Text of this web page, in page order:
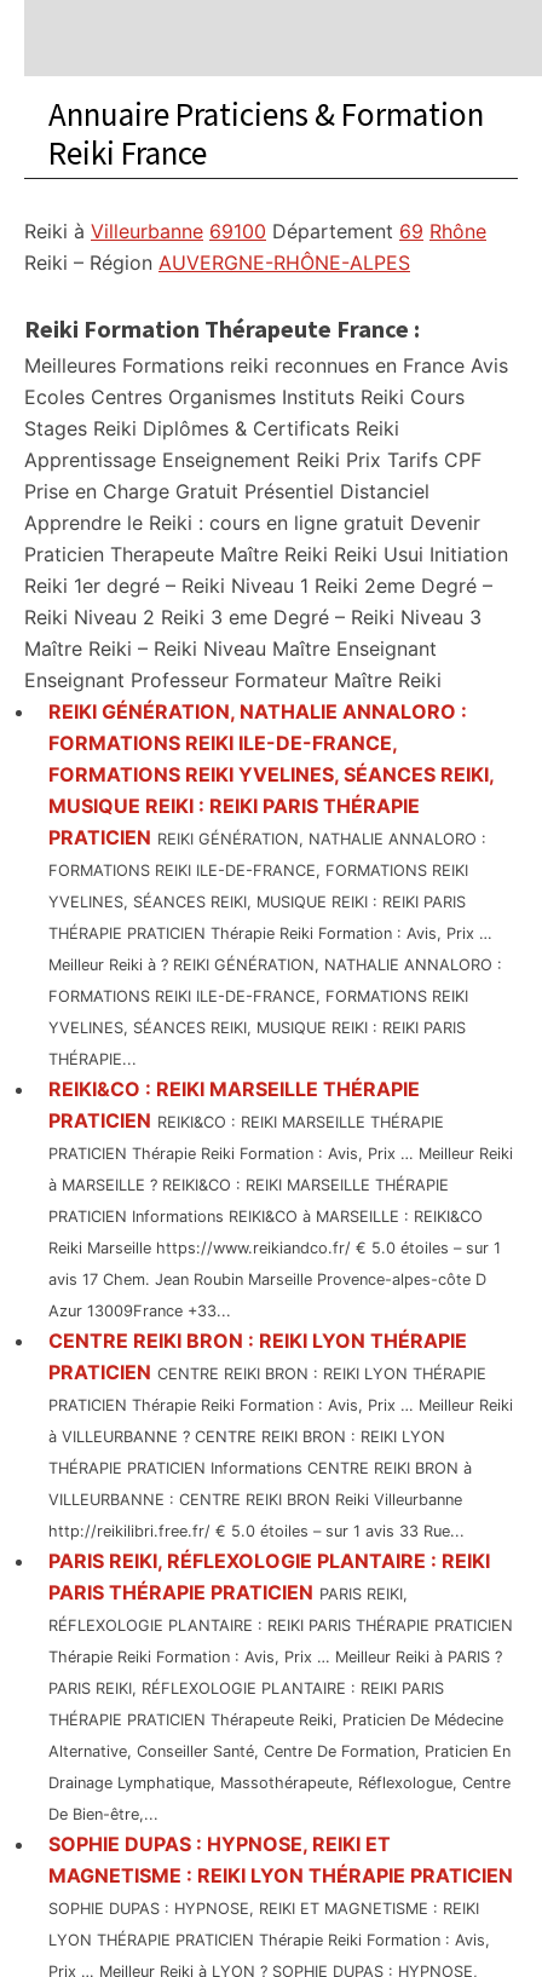
Annuaire Praticiens & Formation
Reiki France
Reiki à Villeurbanne 69100 Département 69 Rhône
Reiki – Région AUVERGNE-RHÔNE-ALPES
Reiki Formation Thérapeute France :
Meilleures Formations reiki reconnues en France Avis
Ecoles Centres Organismes Instituts Reiki Cours
Stages Reiki Diplômes & Certificats Reiki
Apprentissage Enseignement Reiki Prix Tarifs CPF
Prise en Charge Gratuit Présentiel Distanciel
Apprendre le Reiki : cours en ligne gratuit Devenir
Praticien Therapeute Maître Reiki Reiki Usui Initiation
Reiki 1er degré – Reiki Niveau 1 Reiki 2eme Degré –
Reiki Niveau 2 Reiki 3 eme Degré – Reiki Niveau 3
Maître Reiki – Reiki Niveau Maître Enseignant
Enseignant Professeur Formateur Maître Reiki
REIKI GÉNÉRATION, NATHALIE ANNALORO :
FORMATIONS REIKI ILE-DE-FRANCE,
FORMATIONS REIKI YVELINES, SÉANCES REIKI,
MUSIQUE REIKI : REIKI PARIS THÉRAPIE
PRATICIEN REIKI GÉNÉRATION, NATHALIE ANNALORO :
FORMATIONS REIKI ILE-DE-FRANCE, FORMATIONS REIKI
YVELINES, SÉANCES REIKI, MUSIQUE REIKI : REIKI PARIS
THÉRAPIE PRATICIEN Thérapie Reiki Formation : Avis, Prix …
Meilleur Reiki à ? REIKI GÉNÉRATION, NATHALIE ANNALORO :
FORMATIONS REIKI ILE-DE-FRANCE, FORMATIONS REIKI
YVELINES, SÉANCES REIKI, MUSIQUE REIKI : REIKI PARIS
THÉRAPIE...
REIKI&CO : REIKI MARSEILLE THÉRAPIE
PRATICIEN REIKI&CO : REIKI MARSEILLE THÉRAPIE
PRATICIEN Thérapie Reiki Formation : Avis, Prix … Meilleur Reiki
à MARSEILLE ? REIKI&CO : REIKI MARSEILLE THÉRAPIE
PRATICIEN Informations REIKI&CO à MARSEILLE : REIKI&CO
Reiki Marseille https://www.reikiandco.fr/ € 5.0 étoiles – sur 1
avis 17 Chem. Jean Roubin Marseille Provence-alpes-côte D
Azur 13009France +33...
CENTRE REIKI BRON : REIKI LYON THÉRAPIE
PRATICIEN CENTRE REIKI BRON : REIKI LYON THÉRAPIE
PRATICIEN Thérapie Reiki Formation : Avis, Prix … Meilleur Reiki
à VILLEURBANNE ? CENTRE REIKI BRON : REIKI LYON
THÉRAPIE PRATICIEN Informations CENTRE REIKI BRON à
VILLEURBANNE : CENTRE REIKI BRON Reiki Villeurbanne
http://reikilibri.free.fr/ € 5.0 étoiles – sur 1 avis 33 Rue...
PARIS REIKI, RÉFLEXOLOGIE PLANTAIRE : REIKI
PARIS THÉRAPIE PRATICIEN PARIS REIKI,
RÉFLEXOLOGIE PLANTAIRE : REIKI PARIS THÉRAPIE PRATICIEN
Thérapie Reiki Formation : Avis, Prix … Meilleur Reiki à PARIS ?
PARIS REIKI, RÉFLEXOLOGIE PLANTAIRE : REIKI PARIS
THÉRAPIE PRATICIEN Thérapeute Reiki, Praticien De Médecine
Alternative, Conseiller Santé, Centre De Formation, Praticien En
Drainage Lymphatique, Massothérapeute, Réflexologue, Centre
De Bien-être,...
SOPHIE DUPAS : HYPNOSE, REIKI ET
MAGNETISME : REIKI LYON THÉRAPIE PRATICIEN
SOPHIE DUPAS : HYPNOSE, REIKI ET MAGNETISME : REIKI
LYON THÉRAPIE PRATICIEN Thérapie Reiki Formation : Avis,
Prix … Meilleur Reiki à LYON ? SOPHIE DUPAS : HYPNOSE,